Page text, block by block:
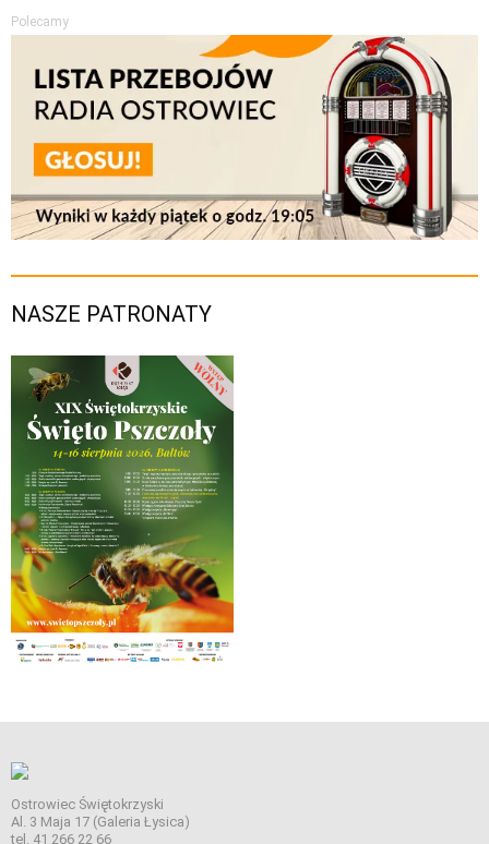
Polecamy
NASZE PATRONATY
Ostrowiec Świętokrzyski
Al. 3 Maja 17 (Galeria Łysica)
tel. 41 266 22 66